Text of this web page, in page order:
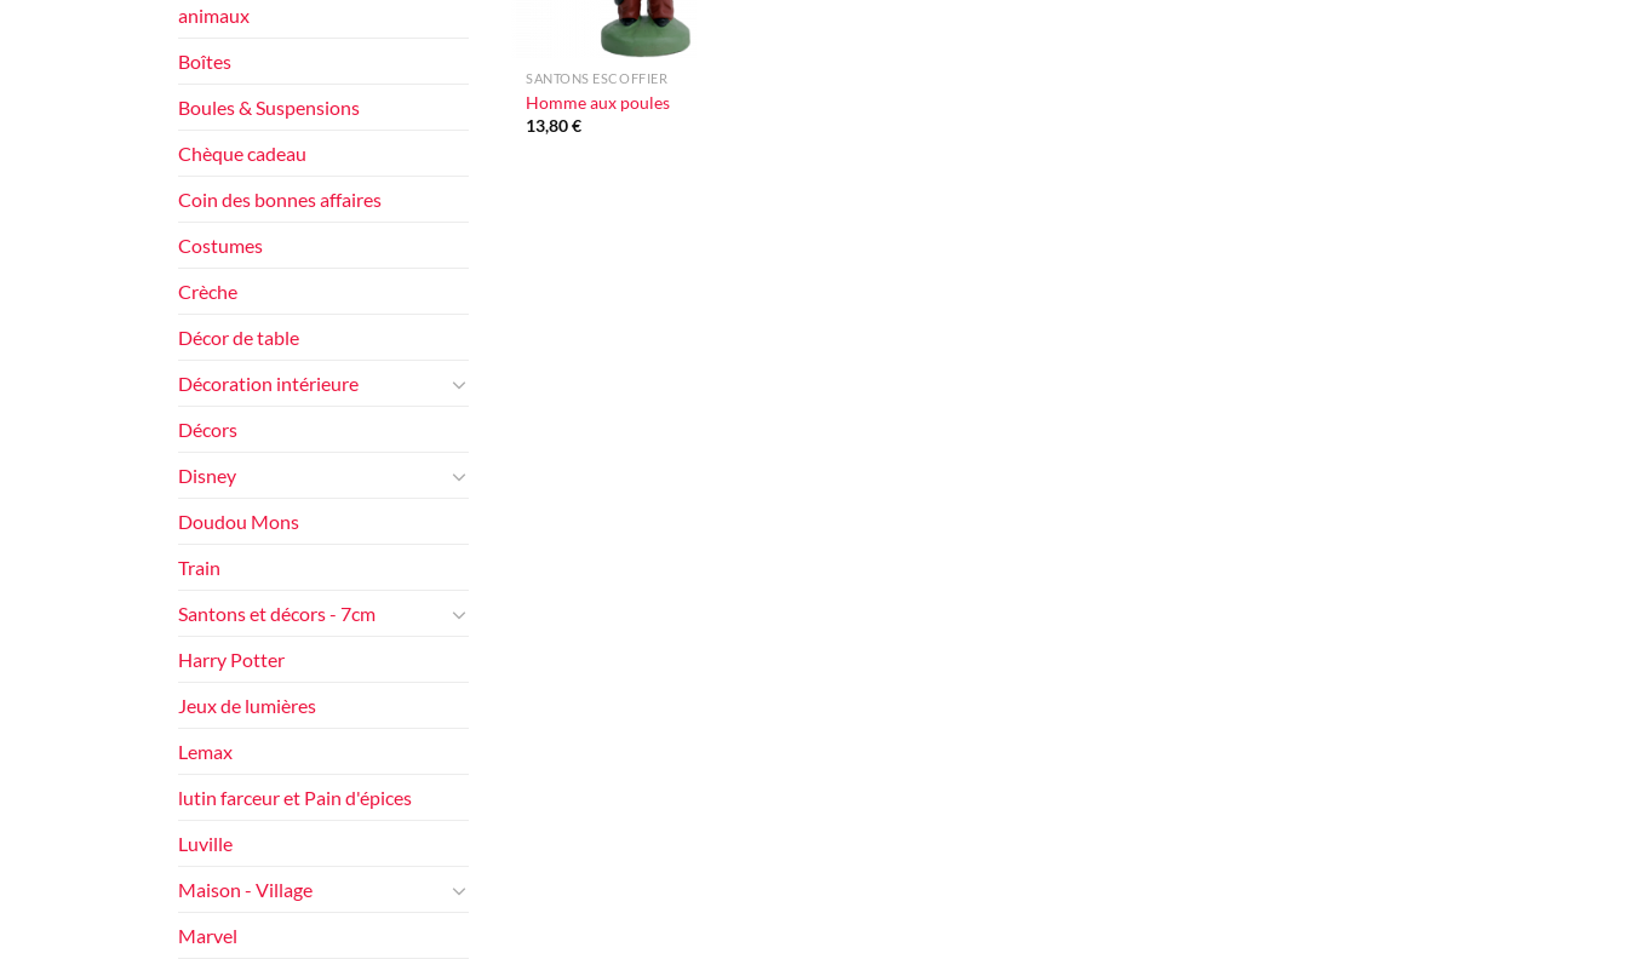
animaux
Boîtes
Boules & Suspensions
Chèque cadeau
Coin des bonnes affaires
Costumes
Crèche
Décor de table
Décoration intérieure
Décors
Disney
Doudou Mons
Train
Santons et décors - 7cm
Harry Potter
Jeux de lumières
Lemax
lutin farceur et Pain d'épices
Luville
Maison - Village
Marvel
SANTONS ESCOFFIER
Homme aux poules
13,80€